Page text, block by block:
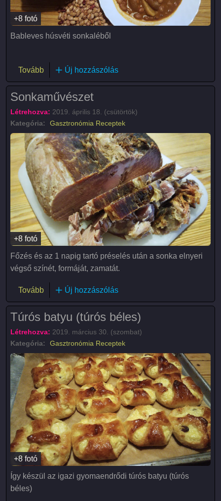
+8 fotó
Bableves húsvéti sonkaléből
Tovább(Bableves)Új hozzászólás
Sonkaművészet
Létrehozva: 2019. április 18. (csütörtök)
Kategória:
Gasztronómia Receptek
+8 fotó
Főzés és az 1 napig tartó préselés után a sonka elnyeri
végső színét, formáját, zamatát.
Tovább(Sonkaművészet)
Új hozzászólás
Túrós batyu (túrós béles)
Létrehozva: 2019. március 30. (szombat)
Kategória:
Gasztronómia Receptek
+8 fotó
Így készül az igazi gyomaendrődi túrós batyu (túrós
béles)